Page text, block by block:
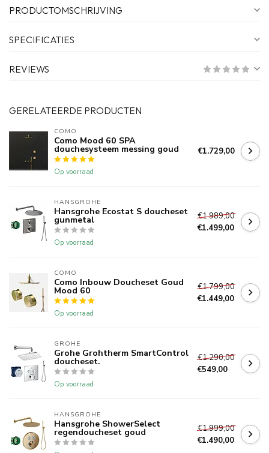
PRODUCTOMSCHRIJVING
SPECIFICATIES
REVIEWS
GERELATEERDE PRODUCTEN
COMO
Como Mood 60 SPA
douchesysteem messing goud
Op voorraad
€1.729,00
HANSGROHE
Hansgrohe Ecostat S doucheset
gunmetal
Op voorraad
€1.989,00
€1.499,00
COMO
Como Inbouw Doucheset Goud
Mood 60
Op voorraad
€1.799,00
€1.449,00
GROHE
Grohe Grohtherm SmartControl
doucheset.
Op voorraad
€1.290,00
€549,00
HANSGROHE
Hansgrohe ShowerSelect
regendoucheset goud
€1.999,00
€1.490,00